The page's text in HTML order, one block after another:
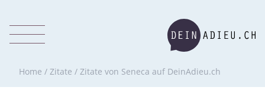
Home / Zitate / Zitate von Seneca auf DeinAdieu.ch